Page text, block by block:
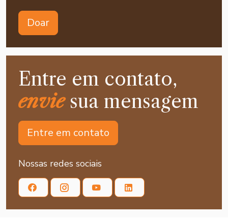
Doar
Entre em contato,
enviesua mensagem
Entre em contato
Nossas redes sociais